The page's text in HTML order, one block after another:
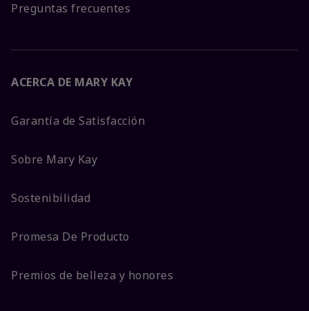
Preguntas frecuentes
ACERCA DE MARY KAY
Garantía de Satisfacción
Sobre Mary Kay
Sostenibilidad
Promesa De Producto
Premios de belleza y honores